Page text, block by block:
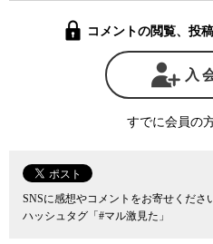
理教が信者を獲得していく秘訣は
す精神的な満足感だったという見
信者らが最初にオウムに関心を持
不満や自分の人生を顧みたときの
ったようだが、オウムの修行はこ
えられるような効果を持っていた
行を通じてその効果を実感できた
には強い説得力があったと、島田氏
しかし、信者を1万5000人にまで
コメントの閲覧、投
入
すでに会員の
SNSに感想やコメントをお寄せくださ
ハッシュタグ「#マル激見た」